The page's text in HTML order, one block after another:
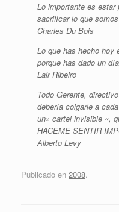
Lo importante es estar
sacrificar lo que
Charles Du Bois
Lo que has hecho hoy
porque has dado un
Lair Ribeiro
Todo Gerente,
debería colgarle a
un» cartel invisible «,
HACEME SENTIR
Alberto Levy
Publicado en 2008.